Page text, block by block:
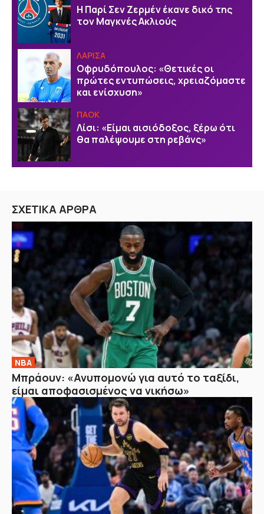
Η Παρί Σεν Ζερμέν έκανε δικό της
τον Μαγκνές Ακλιούς
ΛΑΡΙΣΑ
Οφρυδόπουλος: «Θετικές οι
πρώτες εντυπώσεις, χρειαζόμαστε
και ενίσχυση»
ΠΑΟΚ
Λίσι: «Είμαι αισιόδοξος, ξέρω ότι
θα παλέψουμε στη ρεβάνς»
ΣΧΕΤΙΚΑ ΑΡΘΡΑ
NBA
Μπράουν: «Ανυπομονώ για αυτό το ταξίδι,
είμαι αποφασισμένος να νικήσω»